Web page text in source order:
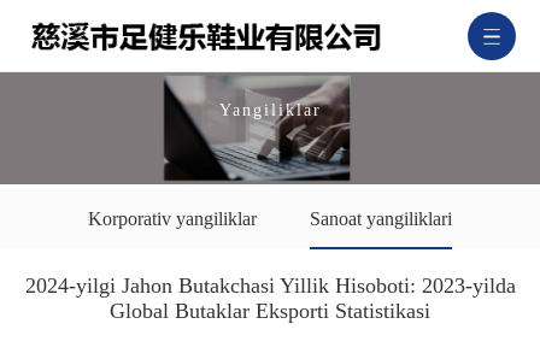
Yangiliklar
Korporativ yangiliklar Sanoat yangiliklari
2024-yilgi Jahon Butakchasi Yillik Hisoboti: 2023-yilda
Global Butaklar Eksporti Statistikasi